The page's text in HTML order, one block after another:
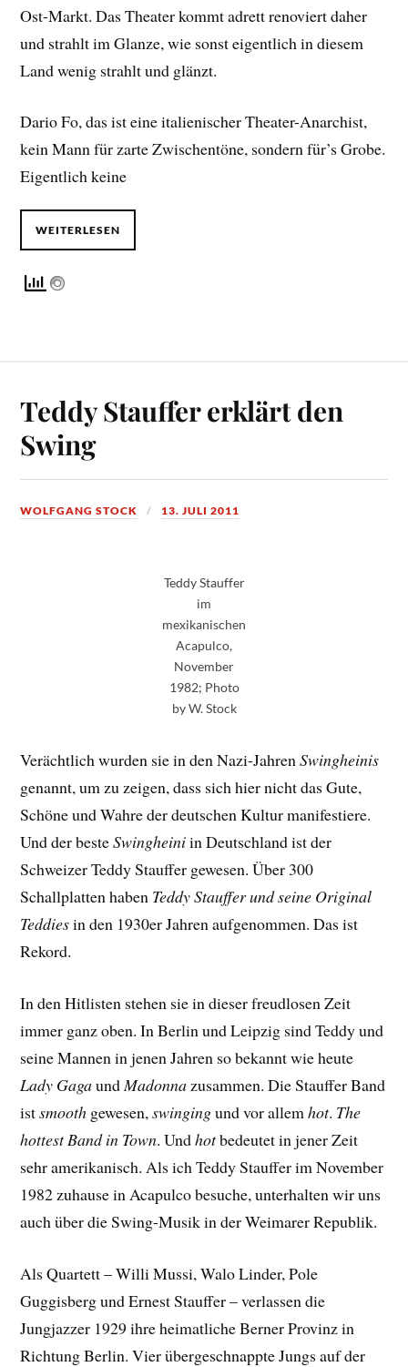
Ost-Markt. Das Theater kommt adrett renoviert daher
und strahlt im Glanze, wie sonst eigentlich in diesem
Land wenig strahlt und glänzt.
Dario Fo, das ist eine italienischer Theater-Anarchist,
kein Mann für zarte Zwischentöne, sondern für’s Grobe.
Eigentlich keine
WEITERLESEN
Teddy Stauffer erklärt den
Swing
WOLFGANG STOCK 13. JULI 2011
Teddy Stauffer
im
mexikanischen
Acapulco,
November
1982; Photo
by W. Stock
Verächtlich wurden sie in den Nazi-JahrenSwingheinis
genannt, um zu zeigen, dass sich hier nicht das Gute,
Schöne und Wahre der deutschen Kultur manifestiere.
Und der besteSwingheiniin Deutschland ist der
Schweizer Teddy Stauffer gewesen. Über 300
Schallplatten haben Teddy Stauffer und seine Original
Teddiesin den 1930er Jahren aufgenommen. Das ist
Rekord.
In den Hitlisten stehen sie in dieser freudlosen Zeit
immer ganz oben. In Berlin und Leipzig sind Teddy und
seine Mannen in jenen Jahren so bekannt wie heute
Lady Gagaund Madonna zusammen. Die Stauffer Band
istsmooth gewesen,swingingund vor allemhot. The
hottest Band in Town. Undhotbedeutet in jener Zeit
sehr amerikanisch. Als ich Teddy Stauffer im November
1982 zuhause in Acapulco besuche, unterhalten wir uns
auch über die Swing-Musik in der Weimarer Republik.
Als Quartett – Willi Mussi, Walo Linder, Pole
Guggisberg und Ernest Stauffer – verlassen die
Jungjazzer 1929 ihre heimatliche Berner Provinz in
Richtung Berlin. Vier übergeschnappte Jungs auf der